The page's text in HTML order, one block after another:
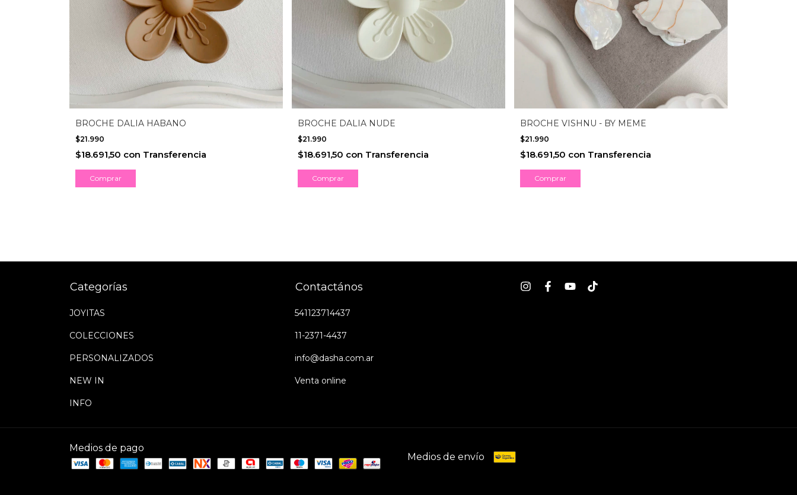
BROCHE DALIA HABANO
$21.990
$18.691,50 con Transferencia
BROCHE DALIA NUDE
$21.990
$18.691,50 con Transferencia
BROCHE VISHNU - BY MEME
$21.990
$18.691,50 con Transferencia
Categorías
JOYITAS
COLECCIONES
PERSONALIZADOS
NEW IN
INFO
Contactános
541123714437
11-2371-4437
info@dasha.com.ar
Venta online
Medios de pago
Medios de envío